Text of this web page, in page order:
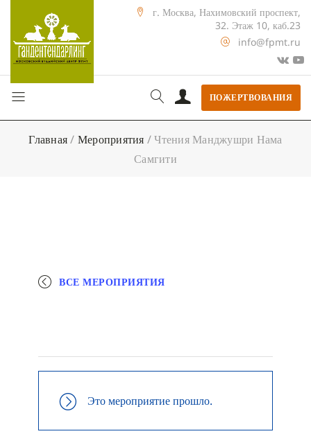
г. Москва, Нахимовский проспект,
32. Этаж 10, каб.23
info@fpmt.ru
ПОЖЕРТВОВАНИЯ
Главная/ Мероприятия /Чтения Манджушри Нама
Самгити
ВСЕ МЕРОПРИЯТИЯ
Это мероприятие прошло.